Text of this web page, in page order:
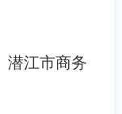
务